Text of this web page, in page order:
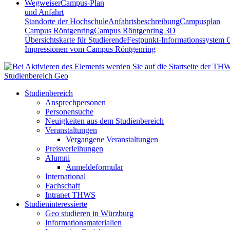
WegweiserCampus-Plan
und Anfahrt
Standorte der HochschuleAnfahrtsbeschreibungCampusplan
Campus RöntgenringCampus Röntgenring 3D
Übersichtskarte für StudierendeFestpunkt-Informationssystem
Impressionen vom Campus Röntgenring
Studienbereich Geo
Studienbereich
Ansprechpersonen
Personensuche
Neuigkeiten aus dem Studienbereich
Veranstaltungen
Vergangene Veranstaltungen
Preisverleihungen
Alumni
Anmeldeformular
International
Fachschaft
Intranet THWS
Studieninteressierte
Geo studieren in Würzburg
Informationsmaterialien